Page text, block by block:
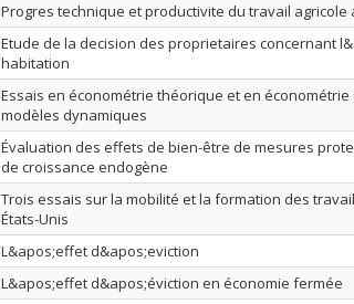
Progres technique et productivite du travail agricole
Etude de la decision des proprietaires concernant
habitation
Essais en économétrie théorique et en
modèles dynamiques
Évaluation des effets de bien-être de mesures
de croissance endogène
Trois essais sur la mobilité et la formation des
États-Unis
L&apos;effet d&apos;eviction
L&apos;effet d&apos;éviction en économie fermée